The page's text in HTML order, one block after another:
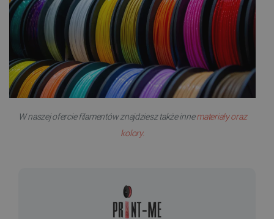
W naszej ofercie filamentów znajdziesz także innemateriały oraz
kolory.